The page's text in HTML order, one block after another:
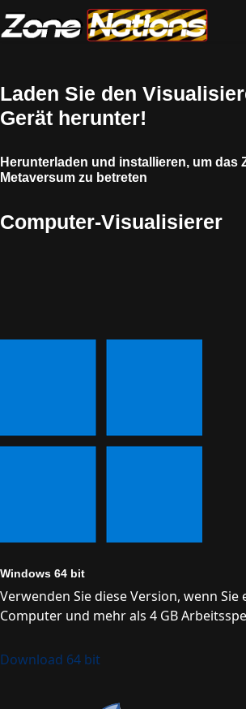
Laden Sie den
Gerät herunter!
Herunterladen und installieren, um das
Metaversum zu betreten
Computer-Visualisierer
Windows 64 bit
Verwenden Sie diese Version, wenn Sie
Computer und mehr als 4 GB
Download 64 bit